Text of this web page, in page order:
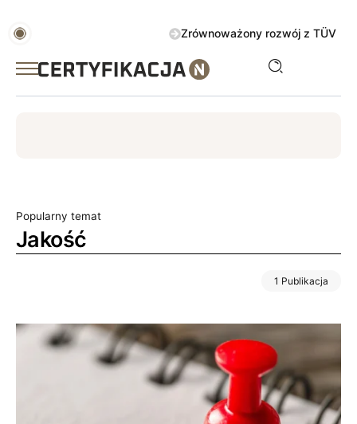
Zrównoważony rozwój z TÜV
Popularny temat
Jakość
1 Publikacja